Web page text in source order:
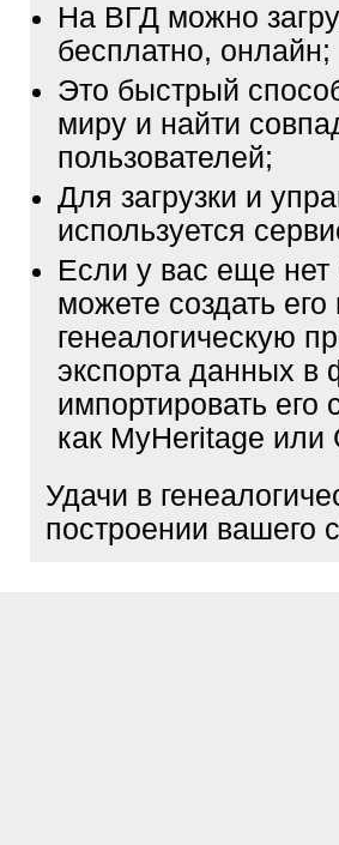
На ВГД можно
бесплатно, онлайн;
Это быстрый
миру и найти
пользователей;
Для загрузки и
используется
Если у вас еще
можете создать
генеалогическую
экспорта данных в
импортировать его
как MyHeritage или
Удачи в
построении вашего